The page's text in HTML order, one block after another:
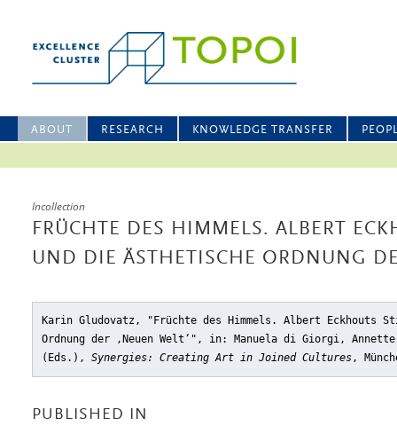
ABOUT RESEARCH KNOWLEDGE TRANSFER
Incollection
FRÜCHTE DES HIMMELS. ALBERT
UND DIE ÄSTHETISCHE ORDNUNG
Karin Gludovatz, "Früchte des Himmels. Albert Eckhouts
Ordnung der ‚Neuen Welt‘" , in: Manuela di Giorgi, Annette
(Eds.), Synergies: Creating Art in Joined Cultures,
PUBLISHED IN